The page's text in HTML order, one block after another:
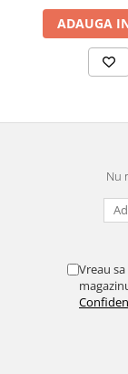
ADAUGA
Nu
Vreau